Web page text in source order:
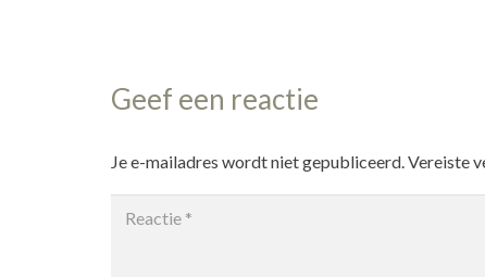
Geef een reactie
Je e-mailadres wordt niet gepubliceerd.Vereiste